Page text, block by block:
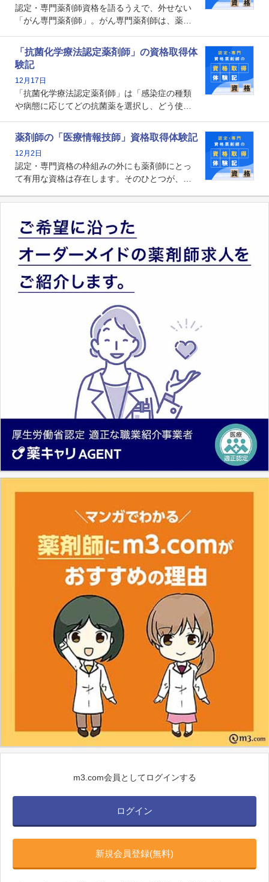
認定・専門薬剤師資格を語るうえで、外せない
「がん専門薬剤師」。がん専門薬剤師は、薬剤
関する資格として、2009年に発足しました。薬
剤師の専門性を活かして高度化するがん医療に
貢献する姿は、今も病院薬剤師にとって一目置
かれる存在です。
「抗菌化学療法認定薬剤師」の資格取得体
験記
12月17日
「抗菌化学療法認定薬剤師」は「感染症の種類
や病態に応じてどの抗菌薬を選択し、どう使っ
る薬剤師です。現在、感染防止対策加算の施設
基準に専任の薬剤師配置が挙げられており、今
後は感染症領域で薬剤師に、より多くの役割が
求められる可能性もあります。
薬剤師の「医療情報技師」資格取得体験記
12月2日
認定・専門資格の枠組みの外にも薬剤師にとっ
て有用な資格は存在します。そのひとつが、
査データ、投薬歴など非常に多岐にわたる医療
とは、病院薬剤師を中心に大きな武器になりま
す。
m3.com会員としてログインする
ログイン
新規会員登録(無料)